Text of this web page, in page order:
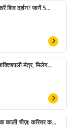
शिव दर्शन? जानें 5...
मंत्र, मिलेग...
काली चीज़: करियर क...